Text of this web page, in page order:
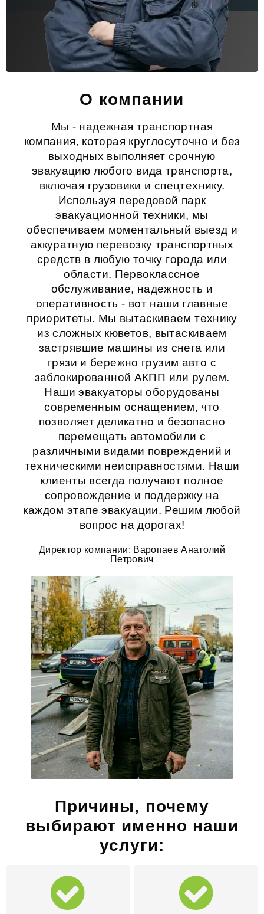
О компании
Мы - надежная транспортная
компания, которая круглосуточно и без
выходных выполняет срочную
эвакуацию любого вида транспорта,
включая грузовики и спецтехнику.
Используя передовой парк
эвакуационной техники, мы
обеспечиваем моментальный выезд и
аккуратную перевозку транспортных
средств в любую точку города или
области. Первоклассное
обслуживание, надежность и
оперативность - вот наши главные
приоритеты. Мы вытаскиваем технику
из сложных кюветов, вытаскиваем
застрявшие машины из снега или
грязи и бережно грузим авто с
заблокированной АКПП или рулем.
Наши эвакуаторы оборудованы
современным оснащением, что
позволяет деликатно и безопасно
перемещать автомобили с
различными видами повреждений и
техническими неисправностями. Наши
клиенты всегда получают полное
сопровождение и поддержку на
каждом этапе эвакуации. Решим любой
вопрос на дорогах!
Директор компании: Варопаев Анатолий
Петрович
Причины, почему
выбирают именно наши
услуги: